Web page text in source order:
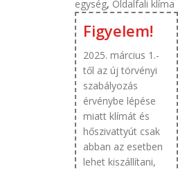
egység, Oldalfali klíma
Figyelem!
2025. március 1.-
től az új törvényi
szabályozás
érvénybe lépése
miatt klímát és
hőszivattyút csak
abban az esetben
lehet kiszállítani,